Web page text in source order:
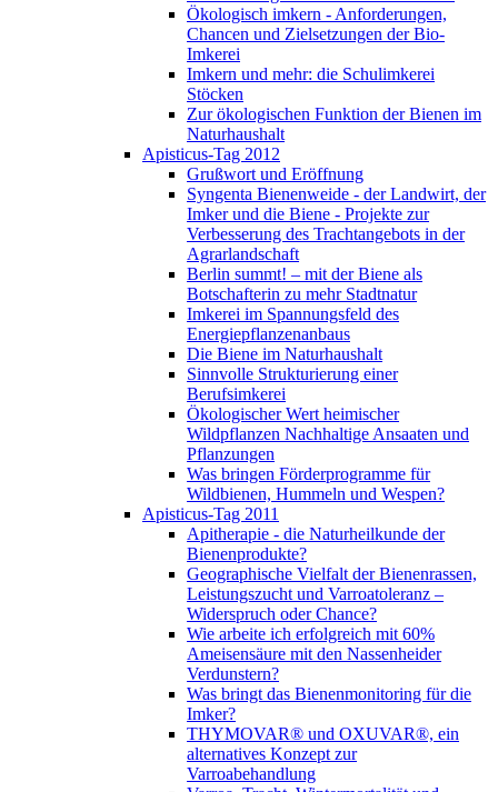
Ökologisch imkern - Anforderungen,
Chancen und Zielsetzungen der Bio-
Imkerei
Imkern und mehr: die Schulimkerei
Stöcken
Zur ökologischen Funktion der Bienen im
Naturhaushalt
Apisticus-Tag 2012
Grußwort und Eröffnung
Syngenta Bienenweide - der Landwirt, der
Imker und die Biene - Projekte zur
Verbesserung des Trachtangebots in der
Agrarlandschaft
Berlin summt! – mit der Biene als
Botschafterin zu mehr Stadtnatur
Imkerei im Spannungsfeld des
Energiepflanzenanbaus
Die Biene im Naturhaushalt
Sinnvolle Strukturierung einer
Berufsimkerei
Ökologischer Wert heimischer
Wildpflanzen Nachhaltige Ansaaten und
Pflanzungen
Was bringen Förderprogramme für
Wildbienen, Hummeln und Wespen?
Apisticus-Tag 2011
Apitherapie - die Naturheilkunde der
Bienenprodukte?
Geographische Vielfalt der Bienenrassen,
Leistungszucht und Varroatoleranz –
Widerspruch oder Chance?
Wie arbeite ich erfolgreich mit 60%
Ameisensäure mit den Nassenheider
Verdunstern?
Was bringt das Bienenmonitoring für die
Imker?
THYMOVAR® und OXUVAR®, ein
alternatives Konzept zur
Varroabehandlung